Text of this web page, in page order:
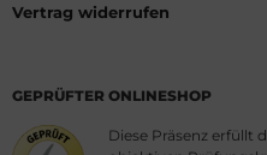
Vertrag widerrufen
GEPRÜFTER ONLINESHOP
Diese Präsenz erfüllt